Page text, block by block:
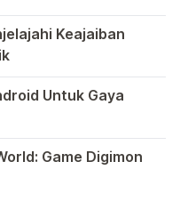
di era digital saat ini,
Keajaiban
escape telah mencuri
Untuk Gaya
wadah kreativitas
Game Digimon